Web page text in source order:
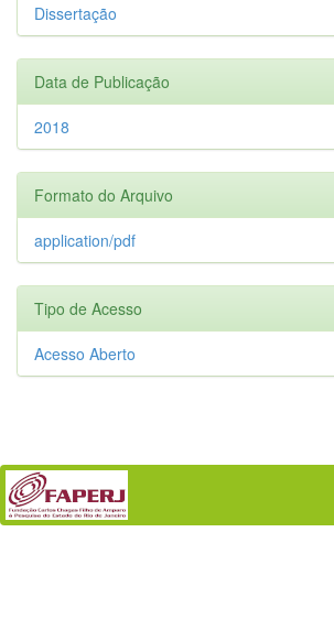
Dissertação
Data de Publicação
2018
Formato do Arquivo
application/pdf
Tipo de Acesso
Acesso Aberto